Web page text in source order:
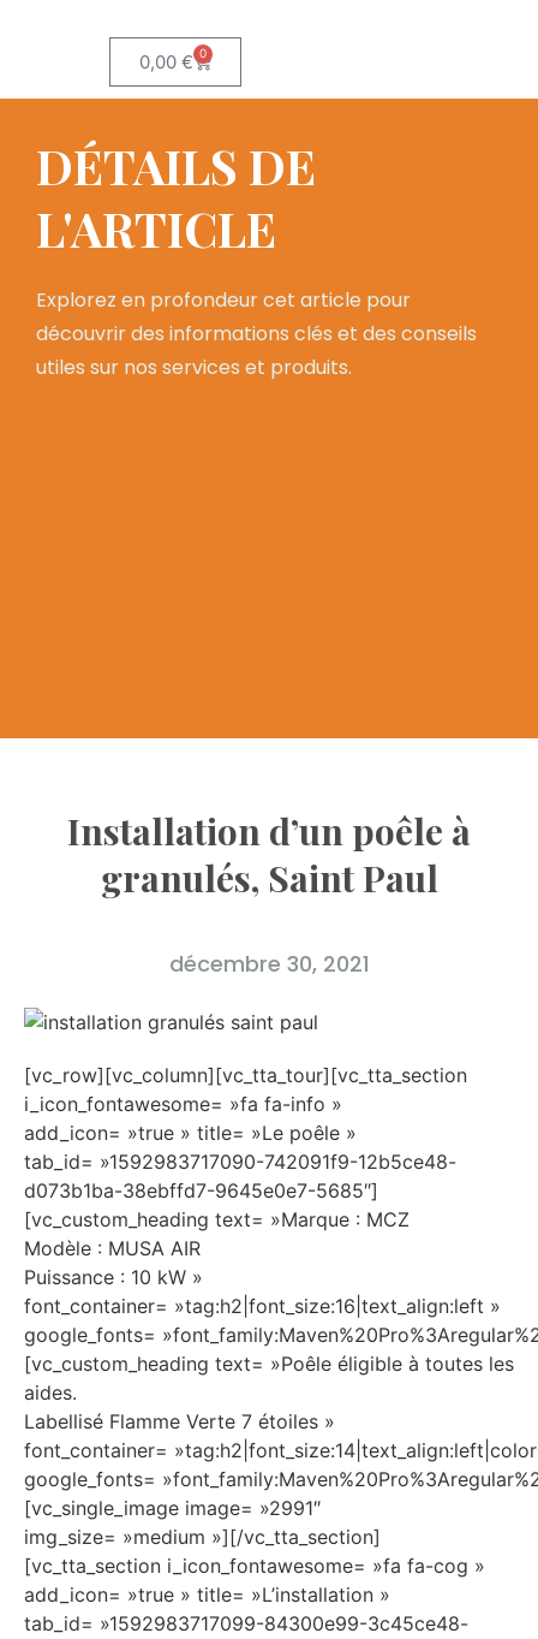
0,00€ 0
DÉTAILS DE
L'ARTICLE
Explorez en profondeur cet article pour
découvrir des informations clés et des conseils
utiles sur nos services et produits.
Installation d’un poêle à
granulés, Saint Paul
décembre 30, 2021
[vc_row][vc_column][vc_tta_tour][vc_tta_section
i_icon_fontawesome= »fa fa-info »
add_icon= »true » title= »Le poêle »
tab_id= »1592983717090-742091f9-12b5ce48-
d073b1ba-38ebffd7-9645e0e7-5685″]
[vc_custom_heading text= »Marque : MCZ
Modèle : MUSA AIR
Puissance : 10 kW »
font_container= »tag:h2|font_size:16|text_align:left »
google_fonts=
[vc_custom_heading text= »Poêle éligible à toutes les
aides.
Labellisé Flamme Verte 7 étoiles »
font_container=
google_fonts=
[vc_single_image image= »2991″
img_size= »medium »][/vc_tta_section]
[vc_tta_section i_icon_fontawesome= »fa fa-cog »
add_icon= »true » title= »L’installation »
tab_id= »1592983717099-84300e99-3c45ce48-